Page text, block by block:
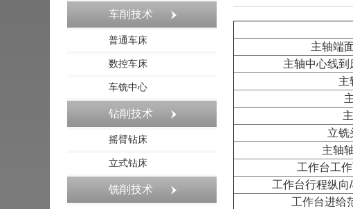
车削技术
普通车床
数控车床
车铣中心
钻削技术
摇臂钻床
立式钻床
铣削技术
主轴端
主轴中心线
主
立铣
主轴
工作台工
工作台行程纵向
工作台进给